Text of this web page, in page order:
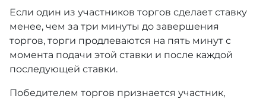
Если один из участников торгов сделает ставку
менее, чем за три минуты до завершения
торгов, торги продлеваются на пять минут с
момента подачи этой ставки и после каждой
последующей ставки.
Победителем торгов признается участник,